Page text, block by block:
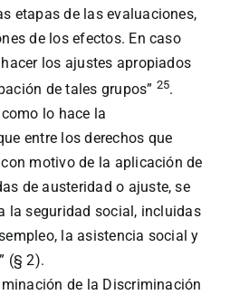
etapas de las evaluaciones,
de los efectos. En caso
los ajustes apropiados
de tales grupos” 25.
lo hace la
entre los derechos que
motivo de la aplicación de
de austeridad o ajuste, se
la seguridad social, incluidas
la asistencia social y
(§ 2).
de la Discriminación